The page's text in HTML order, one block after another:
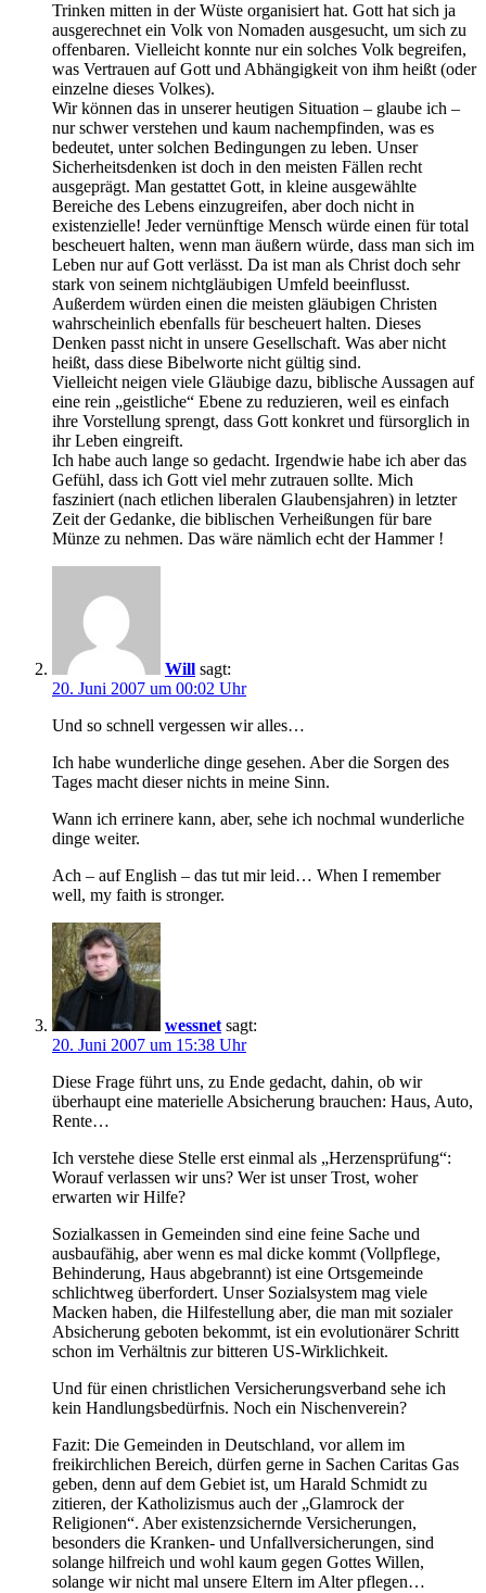
Trinken mitten in der Wüste organisiert hat. Gott hat sich ja
ausgerechnet ein Volk von Nomaden ausgesucht, um sich zu
offenbaren. Vielleicht konnte nur ein solches Volk begreifen,
was Vertrauen auf Gott und Abhängigkeit von ihm heißt (oder
einzelne dieses Volkes).
Wir können das in unserer heutigen Situation – glaube ich –
nur schwer verstehen und kaum nachempfinden, was es
bedeutet, unter solchen Bedingungen zu leben. Unser
Sicherheitsdenken ist doch in den meisten Fällen recht
ausgeprägt. Man gestattet Gott, in kleine ausgewählte
Bereiche des Lebens einzugreifen, aber doch nicht in
existenzielle! Jeder vernünftige Mensch würde einen für total
bescheuert halten, wenn man äußern würde, dass man sich im
Leben nur auf Gott verlässt. Da ist man als Christ doch sehr
stark von seinem nichtgläubigen Umfeld beeinflusst.
Außerdem würden einen die meisten gläubigen Christen
wahrscheinlich ebenfalls für bescheuert halten. Dieses
Denken passt nicht in unsere Gesellschaft. Was aber nicht
heißt, dass diese Bibelworte nicht gültig sind.
Vielleicht neigen viele Gläubige dazu, biblische Aussagen auf
eine rein „geistliche“ Ebene zu reduzieren, weil es einfach
ihre Vorstellung sprengt, dass Gott konkret und fürsorglich in
ihr Leben eingreift.
Ich habe auch lange so gedacht. Irgendwie habe ich aber das
Gefühl, dass ich Gott viel mehr zutrauen sollte. Mich
fasziniert (nach etlichen liberalen Glaubensjahren) in letzter
Zeit der Gedanke, die biblischen Verheißungen für bare
Münze zu nehmen. Das wäre nämlich echt der Hammer !
Will sagt:
20. Juni 2007 um 00:02 Uhr
Und so schnell vergessen wir alles…
Ich habe wunderliche dinge gesehen. Aber die Sorgen des
Tages macht dieser nichts in meine Sinn.
Wann ich errinere kann, aber, sehe ich nochmal wunderliche
dinge weiter.
Ach – auf English – das tut mir leid… When I remember
well, my faith is stronger.
wessnet sagt:
20. Juni 2007 um 15:38 Uhr
Diese Frage führt uns, zu Ende gedacht, dahin, ob wir
überhaupt eine materielle Absicherung brauchen: Haus, Auto,
Rente…
Ich verstehe diese Stelle erst einmal als „Herzensprüfung“:
Worauf verlassen wir uns? Wer ist unser Trost, woher
erwarten wir Hilfe?
Sozialkassen in Gemeinden sind eine feine Sache und
ausbaufähig, aber wenn es mal dicke kommt (Vollpflege,
Behinderung, Haus abgebrannt) ist eine Ortsgemeinde
schlichtweg überfordert. Unser Sozialsystem mag viele
Macken haben, die Hilfestellung aber, die man mit sozialer
Absicherung geboten bekommt, ist ein evolutionärer Schritt
schon im Verhältnis zur bitteren US-Wirklichkeit.
Und für einen christlichen Versicherungsverband sehe ich
kein Handlungsbedürfnis. Noch ein Nischenverein?
Fazit: Die Gemeinden in Deutschland, vor allem im
freikirchlichen Bereich, dürfen gerne in Sachen Caritas Gas
geben, denn auf dem Gebiet ist, um Harald Schmidt zu
zitieren, der Katholizismus auch der „Glamrock der
Religionen“. Aber existenzsichernde Versicherungen,
besonders die Kranken- und Unfallversicherungen, sind
solange hilfreich und wohl kaum gegen Gottes Willen,
solange wir nicht mal unsere Eltern im Alter pflegen…